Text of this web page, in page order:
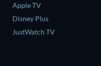
Apple TV
Disney Plus
JustWatch TV